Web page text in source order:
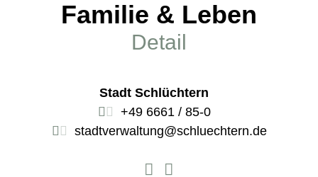
Familie & Leben
Detail
Stadt Schlüchtern
+49 6661 / 85-0
stadtverwaltung@schluechtern.de